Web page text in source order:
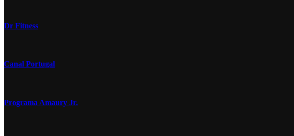
Dr Fitness
Canal Portugal
Programa Amaury Jr.